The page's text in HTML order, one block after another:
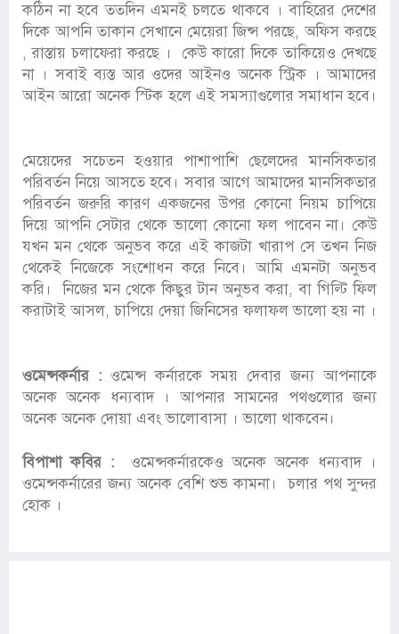
কঠিন না হবে ততদিন এমনই চলতে থাকবে । বাহিরের দেশের
দিকে আপনি তাকান সেখানে মেয়েরা জিন্স পরছে, অফিস করছে
, রাস্তায় চলাফেরা করছে । কেউ কারো দিকে তাকিয়েও দেখছে
না । সবাই ব্যস্ত আর ওদের আইনও অনেক স্ট্রিক । আমাদের
আইন আরো অনেক স্টিক হলে এই সমস্যাগুলোর সমাধান হবে।
মেয়েদের সচেতন হওয়ার পাশাপাশি ছেলেদের মানসিকতার
পরিবর্তন নিয়ে আসতে হবে। সবার আগে আমাদের মানসিকতার
পরিবর্তন জরুরি কারণ একজনের উপর কোনো নিয়ম চাপিয়ে
দিয়ে আপনি সেটার থেকে ভালো কোনো ফল পাবেন না। কেউ
যখন মন থেকে অনুভব করে এই কাজটা খারাপ সে তখন নিজ
থেকেই নিজেকে সংশোধন করে নিবে। আমি এমনটা অনুভব
করি। নিজের মন থেকে কিছুর টান অনুভব করা, বা গিল্টি ফিল
করাটাই আসল, চাপিয়ে দেয়া জিনিসের ফলাফল ভালো হয় না ।
ওমেন্সকর্নার :ওমেন্স কর্নারকে সময় দেবার জন্য আপনাকে
অনেক অনেক ধন্যবাদ । আপনার সামনের পথগুলোর জন্য
অনেক অনেক দোয়া এবং ভালোবাসা । ভালো থাকবেন।
বিপাশা কবির :ওমেন্সকর্নারকেও অনেক অনেক ধন্যবাদ ।
ওমেন্সকর্নারের জন্য অনেক বেশি শুভ কামনা। চলার পথ সুন্দর
হোক ।